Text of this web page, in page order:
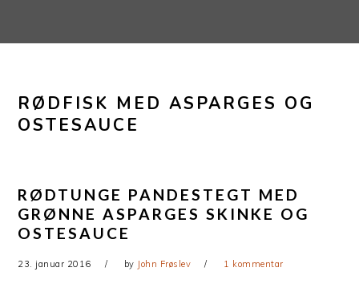
navigation
RØDFISK MED ASPARGES OG
OSTESAUCE
RØDTUNGE PANDESTEGT MED
GRØNNE ASPARGES SKINKE OG
OSTESAUCE
23. januar 2016 by John Frøslev 1 kommentar